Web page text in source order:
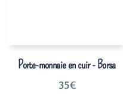
Porte-monnaie en cuir - Borsa
35€